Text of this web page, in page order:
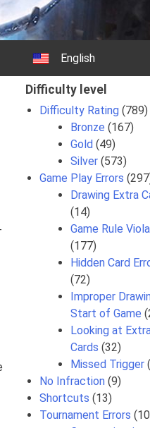
English
Difficulty level
Difficulty Rating (789)
Bronze (167)
Gold (49)
Silver (573)
Game Play Errors
Drawing Extra
(14)
Game Rule
(177)
Hidden Card
(72)
Improper
Start of Game
Looking at
Cards (32)
Missed Trigger
No Infraction (9)
Shortcuts (13)
Tournament Errors